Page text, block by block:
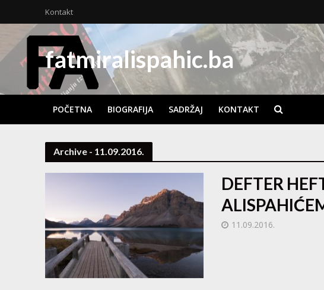
Kontakt
fatmiralispahic.ba
POČETNA BIOGRAFIJA SADRŽAJ KONTAKT
Archive - 11.09.2016.
DEFTER
11.09.2016.